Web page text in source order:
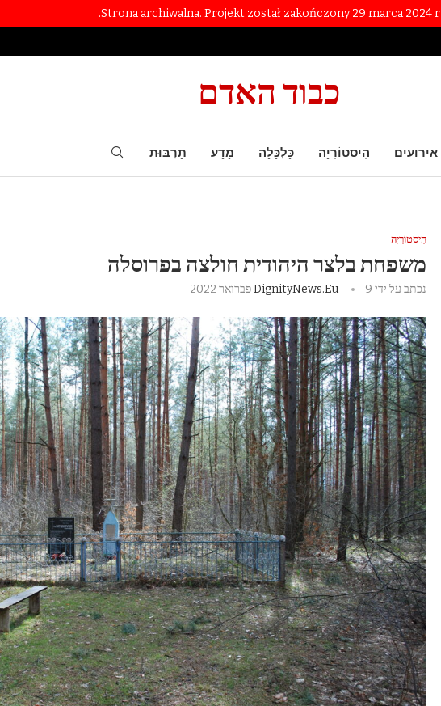
Strona archiwalna. Projekt został zakończony 29 marca 2024 r.
כבוד האדם
אירועים הִיסטוֹרִיָה כַּלְכָּלָה מַדָע תַרְבּוּת
הִיסטוֹרִיָה
משפחת בלצר היהודית חולצה בפרוסלה
נכתב על ידי DignityNews.eu 9 פברואר 2022